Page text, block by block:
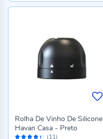
Avaliação: (11)
Rolha De Vinho De Silicone
Havan Casa - Preto